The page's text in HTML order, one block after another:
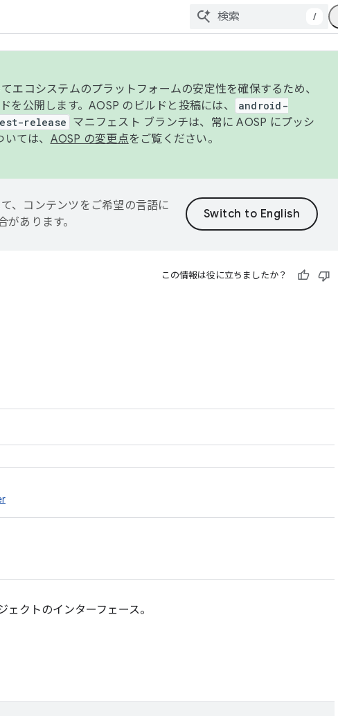
/
エコシステムのプラットフォームの安定性を確保するため、
公開します。AOSP のビルドと投稿には、
android-
release マニフェスト ブランチは、常に AOSP にプッシ
ては、 AOSP の変更点をご覧ください。
、コンテンツをご希望の言語に
あります。
この情報は役に立ちましたか？
クトのインターフェース。